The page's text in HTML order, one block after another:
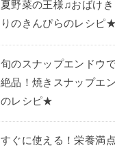
夏野菜の王様♫おばけき
りのきんぴらのレシピ★
旬のスナップエンドウ
絶品！焼きスナップエ
のレシピ★
すぐに使える！栄養満